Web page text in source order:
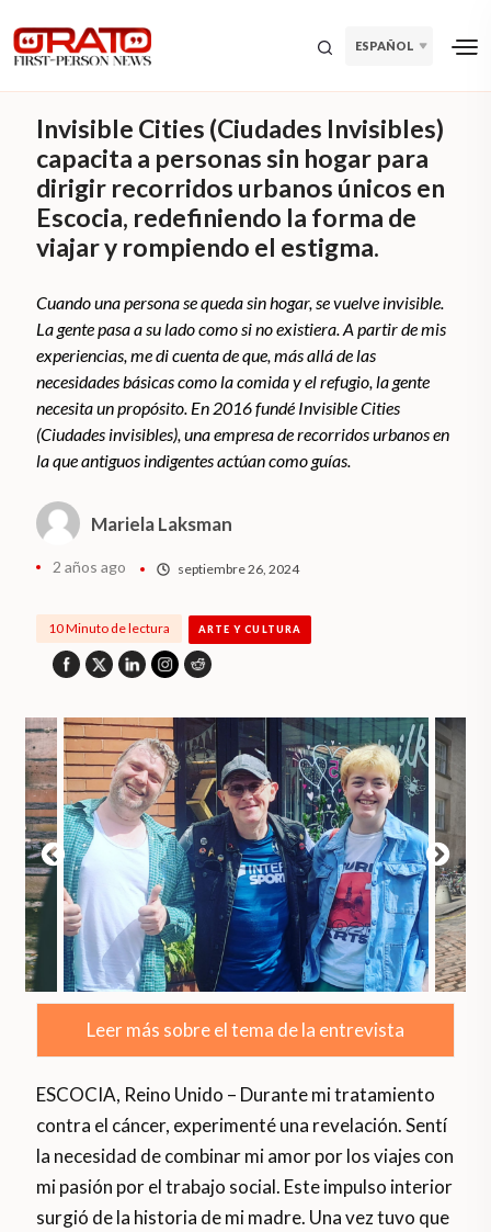
ESPAÑOL
Invisible Cities (Ciudades Invisibles)
capacita a personas sin hogar para
dirigir recorridos urbanos únicos en
Escocia, redefiniendo la forma de
viajar y rompiendo el estigma.
Cuando una persona se queda sin hogar, se vuelve invisible.
La gente pasa a su lado como si no existiera. A partir de mis
experiencias, me di cuenta de que, más allá de las
necesidades básicas como la comida y el refugio, la gente
necesita un propósito. En 2016 fundé Invisible Cities
(Ciudades invisibles), una empresa de recorridos urbanos en
la que antiguos indigentes actúan como guías.
Mariela Laksman
2 años ago septiembre 26, 2024
10 Minuto de lectura ARTE Y CULTURA
Leer más sobre el tema de la entrevista
ESCOCIA, Reino Unido – Durante mi tratamiento
contra el cáncer, experimenté una revelación. Sentí
la necesidad de combinar mi amor por los viajes con
mi pasión por el trabajo social. Este impulso interior
surgió de la historia de mi madre. Una vez tuvo que